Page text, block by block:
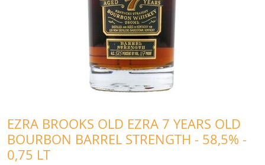
EZRA BROOKS OLD EZRA 7 YEARS OLD
BOURBON BARREL STRENGTH - 58,5% -
0,75 LT